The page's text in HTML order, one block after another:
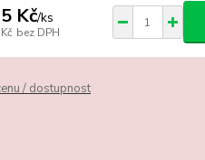
Kč/ks
bez DPH
/ dostupnost